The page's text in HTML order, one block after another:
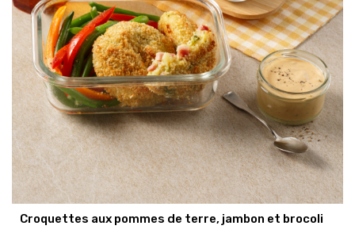
Croquettes aux pommes de terre, jambon et brocoli